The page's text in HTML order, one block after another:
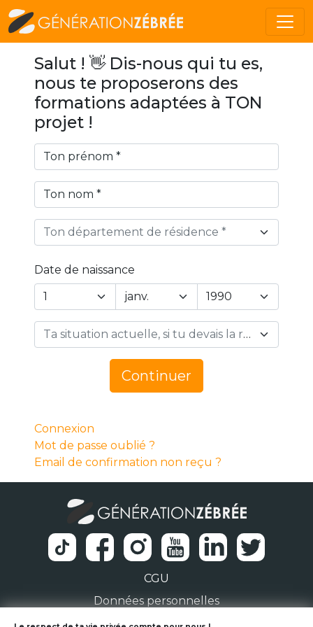
Salut ! 👋 Dis-nous qui tu es,
nous te proposerons des
formations adaptées à TON
projet !
Ton département de résidence *
Date de naissance
Year
Day
Ta situation actuelle, si tu devais la résumer en 1 mot… *
Continuer
Connexion
Mot de passe oublié ?
Email de confirmation non reçu ?
CGU
Données personnelles